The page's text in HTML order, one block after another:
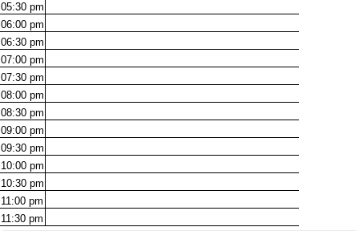
05:30 pm
06:00 pm
06:30 pm
07:00 pm
07:30 pm
08:00 pm
08:30 pm
09:00 pm
09:30 pm
10:00 pm
10:30 pm
11:00 pm
11:30 pm